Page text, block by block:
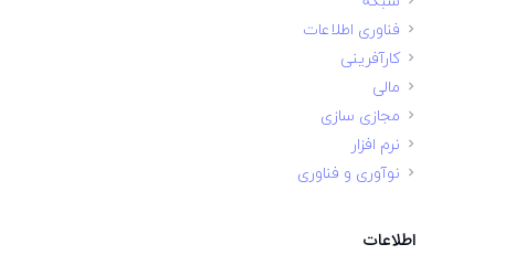
فناوری اطلاعات
کارآفرینی
مالی
مجازی سازی
نرم افزار
نوآوری و فناوری
اطلاعات